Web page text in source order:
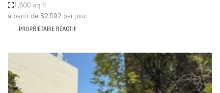
Espace Événementiel
Galerie d'art
Lobby / Accueil
Maison / Villa / Hôtel Particulier
1,600 sq ft
à partir de $2,592 par jour
PROPRIÉTAIRE RÉACTIF